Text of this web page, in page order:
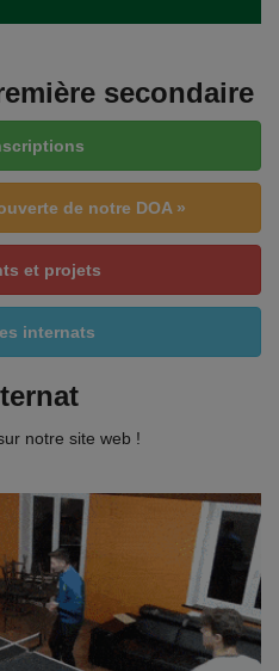
secondaire
de notre DOA »
et projets
internats
notre site web !